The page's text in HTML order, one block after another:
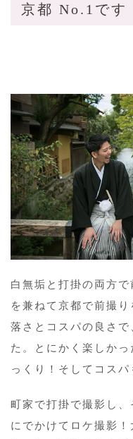
京都 No.1です
白無垢と打掛の両方
を兼ねて京都で前撮
落さとコスパの良さ
た。とにかく楽しか
っくり！そしてコス
町家で打掛で撮影し
にでかけてロケ撮影